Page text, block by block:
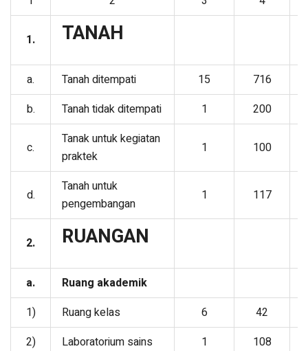
1. TANAH
a. Tanah ditempati 15 716
b.
Tanah tidak ditempati 1 200
c.
Tanak untuk kegiatan
praktek
1 100
d.
Tanah untuk
pengembangan
1 117
2. RUANGAN
a.
Ruang akademik
1)
Ruang kelas 6 42
2)
Laboratorium sains 1 108